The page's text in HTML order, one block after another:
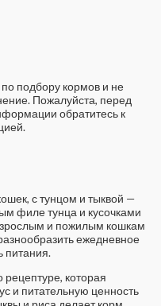
подбору кормов и не
Пожалуйста, перед
обратитесь к
с тунцом и тыквой —
филе тунца и кусочками
и пожилым кошкам
ежедневное
питания.
рецептуре, которая
и питательную ценность